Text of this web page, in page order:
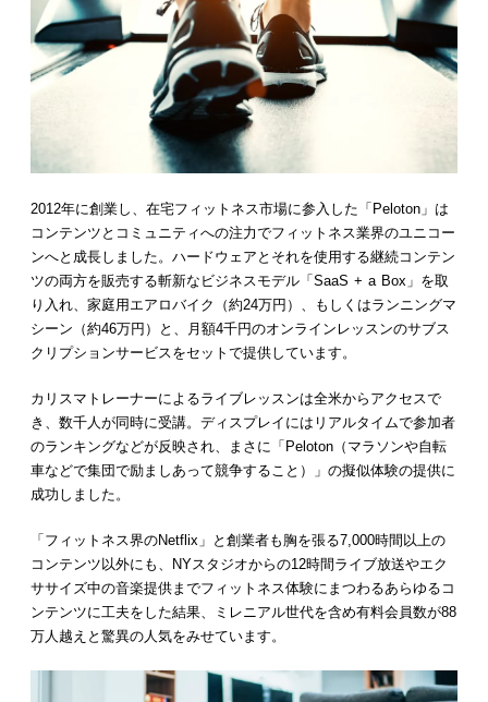
2012年に創業し、在宅フィットネス市場に参入した「Peloton」は
コンテンツとコミュニティへの注力でフィットネス業界のユニコー
ンへと成長しました。ハードウェアとそれを使用する継続コンテン
ツの両方を販売する斬新なビジネスモデル「SaaS + a Box」を取
り入れ、家庭用エアロバイク（約24万円）、もしくはランニングマ
シーン（約46万円）と、月額4千円のオンラインレッスンのサブス
クリプションサービスをセットで提供しています。
カリスマトレーナーによるライブレッスンは全米からアクセスで
き、数千人が同時に受講。ディスプレイにはリアルタイムで参加者
のランキングなどが反映され、まさに「Peloton（マラソンや自転
車などで集団で励ましあって競争すること）」の擬似体験の提供に
成功しました。
「フィットネス界のNetflix」と創業者も胸を張る7,000時間以上の
コンテンツ以外にも、NYスタジオからの12時間ライブ放送やエク
ササイズ中の音楽提供までフィットネス体験にまつわるあらゆるコ
ンテンツに工夫をした結果、ミレニアル世代を含め有料会員数が88
万人越えと驚異の人気をみせています。